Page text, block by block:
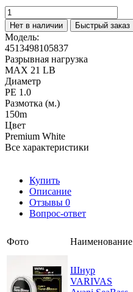
Нет в наличии Быстрый заказ
Модель:
4513498105837
Разрывная нагрузка
MAX 21 LB
Диаметр
PE 1.0
Размотка (м.)
150m
Цвет
Premium White
Все характеристики
Купить
Описание
Отзывы 0
Вопрос-ответ
Фото Наименование
Шнур
VARIVAS